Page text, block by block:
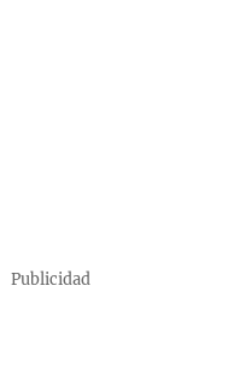
Publicidad